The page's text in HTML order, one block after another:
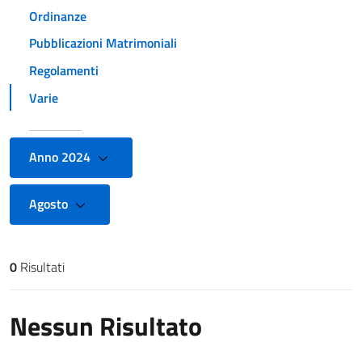
Ordinanze
Pubblicazioni Matrimoniali
Regolamenti
Varie
Anno 2024
Agosto
Risultati di ricerca
0 Risultati
Nessun Risultato